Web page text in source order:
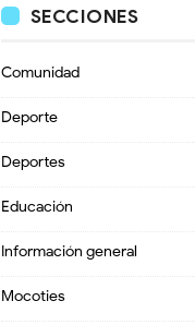
SECCIONES
Comunidad
Deporte
Deportes
Educación
Información general
Mocoties